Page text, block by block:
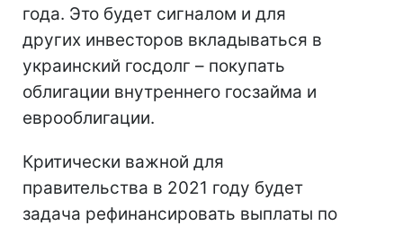
года. Это будет сигналом и для
других инвесторов вкладываться в
украинский госдолг – покупать
облигации внутреннего госзайма и
еврооблигации.
Критически важной для
правительства в 2021 году будет
задача рефинансировать выплаты по